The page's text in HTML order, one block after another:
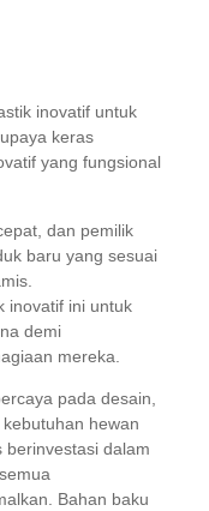
inovatif untuk
keras
yang fungsional
dan pemilik
baru yang sesuai
inovatif ini untuk
demi
mereka.
pada desain,
hewan
berinvestasi dalam
Bahan baku